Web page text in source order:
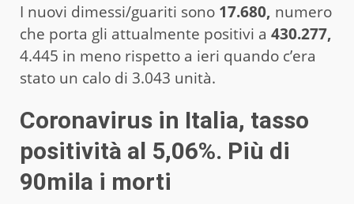
I nuovi dimessi/guariti sono 17.680, numero
che porta gli attualmente positivi a 430.277,
4.445 in meno rispetto a ieri quando c’era
stato un calo di 3.043 unità.
Coronavirus in Italia, tasso
positività al 5,06%. Più di
90mila i morti